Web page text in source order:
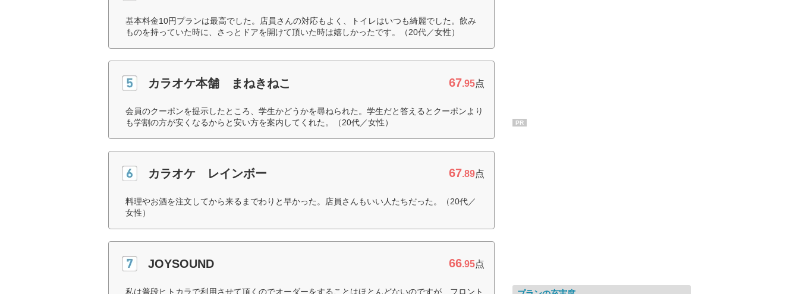
基本料金10円プランは最高でした。店員さんの対応もよく、トイレはいつも綺麗でした。飲み
ものを持っていた時に、さっとドアを開けて頂いた時は嬉しかったです。（20代／女性）
カラオケ本舗 まねきねこ 67.95点
会員のクーポンを提示したところ、学生かどうかを尋ねられた。学生だと答えるとクーポンより
も学割の方が安くなるからと安い方を案内してくれた。（20代／女性）
カラオケ レインボー 67.89点
料理やお酒を注文してから来るまでわりと早かった。店員さんもいい人たちだった。（20代／
女性）
JOYSOUND 66.95点
私は普段ヒトカラで利用させて頂くのでオーダーをすることはほとんどないのですが、フロント
PR